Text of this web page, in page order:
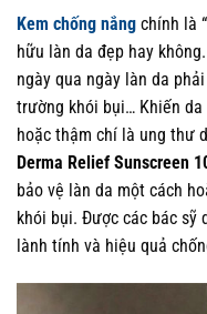
Kem chống nắng chính là
hữu làn da đẹp hay
ngày qua ngày làn da
trường khói bụi… Khiến da
hoặc thậm chí là ung thư
Derma Relief Sunscreen
bảo vệ làn da một cách
khói bụi. Được các bác sỹ
lành tính và hiệu quả